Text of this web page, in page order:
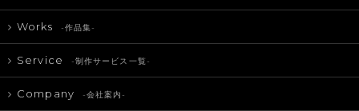
Works -作品集-
Service -制作サービス一覧-
Company -会社案内-